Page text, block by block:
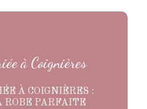
à Coignières
À COIGNIÈRES :
ROBE PARFAITE